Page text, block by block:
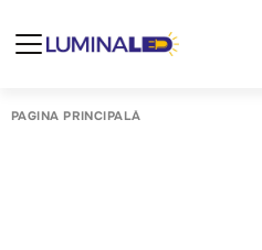
PAGINA PRINCIPALĂ